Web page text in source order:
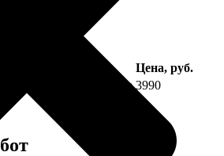
Цена, руб.
40х40 на подрамнике 3990